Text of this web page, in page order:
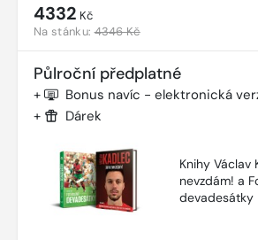
4332 Kč
Na stánku:4346 Kč
Půlroční předplatné
+ Bonus navíc - elektronická
+ Dárek
Knihy Václav
nevzdám! a
devadesátky